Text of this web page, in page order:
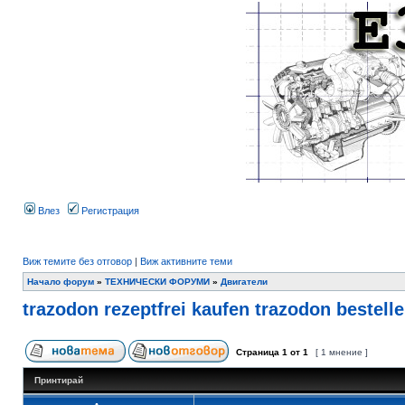
Влез Регистрация
Виж темите без отговор | Виж активните теми
Начало форум » ТЕХНИЧЕСКИ ФОРУМИ » Двигатели
trazodon rezeptfrei kaufen trazodon
Страница 1 от 1 [ 1 мнение ]
Принтирай